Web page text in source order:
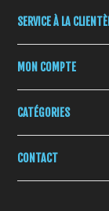
SERVICE À LA
MON COMPTE
CATÉGORIES
CONTACT